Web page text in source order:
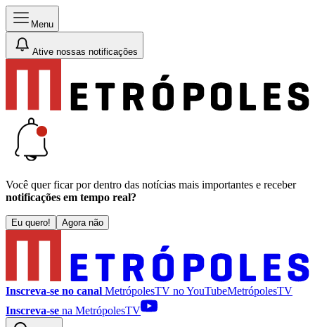
Menu
Ative nossas notificações
Você quer ficar por dentro das notícias mais importantes e receber
notificações em tempo real?
Eu quero! Agora não
Inscreva-se no canal MetrópolesTV noYouTubeMetrópolesTV
Inscreva-se na MetrópolesTV